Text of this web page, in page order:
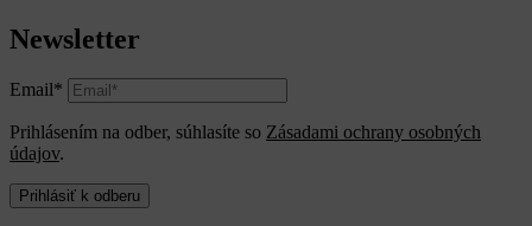
Newsletter
Email*
Prihlásením na odber, súhlasíte so Zásadami ochrany osobných
údajov.
Prihlásiť k odberu